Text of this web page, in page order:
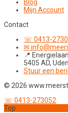
Blog
Mijn Account
Contact
☏ 0413-
✉
📍
5405 AD, Uden
Stuur een
© 2026
☏ 0413-273052
Top